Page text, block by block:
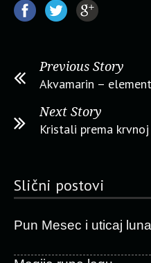
Previous Story
Akvamarin –
Next Story
Kristali prema
Slični postovi
Pun Mesec i uticaj